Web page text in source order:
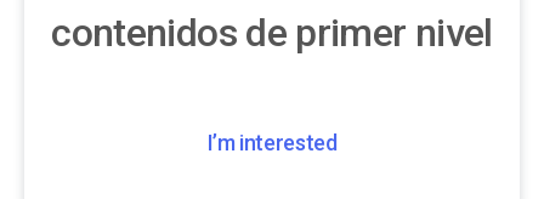
contenidos de primer nivel
I’m interested